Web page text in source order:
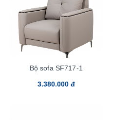
Bộ sofa SF717-1
3.380.000 đ